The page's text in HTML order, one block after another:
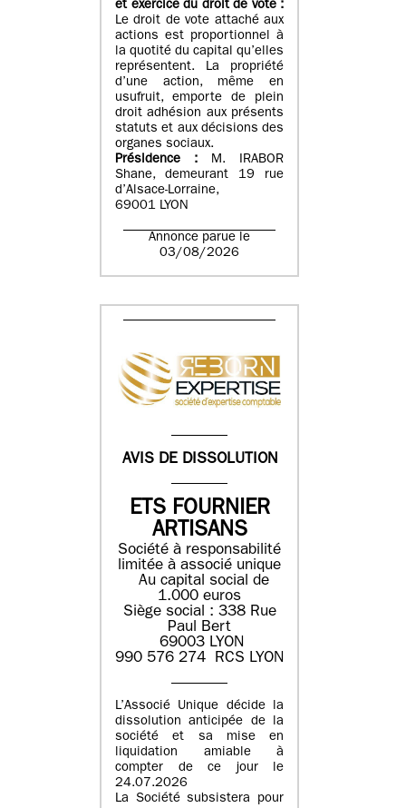
et exercice du droit de vote :
Le droit de vote attaché aux
actions est proportionnel à
la quotité du capital qu’elles
représentent. La propriété
d’une action, même en
usufruit, emporte de plein
droit adhésion aux présents
statuts et aux décisions des
organes sociaux.
Présidence : M. IRABOR
Shane, demeurant 19 rue
d’Alsace-Lorraine,
69001 LYON
Annonce parue le
03/08/2026
AVIS DE DISSOLUTION
ETS FOURNIER
ARTISANS
Société à responsabilité
limitée à associé unique
Au capital social de
1.000 euros
Siège social : 338 Rue
Paul Bert
69003 LYON
990 576 274 RCS LYON
L’Associé Unique décide la
dissolution anticipée de la
société et sa mise en
liquidation amiable à
compter de ce jour le
24.07.2026
La Société subsistera pour